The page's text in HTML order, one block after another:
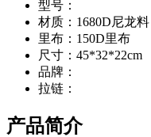
型号：
材质： 1680D尼龙料
里布： 150D里布
尺寸： 45*32*22cm
品牌：
拉链：
产品简介